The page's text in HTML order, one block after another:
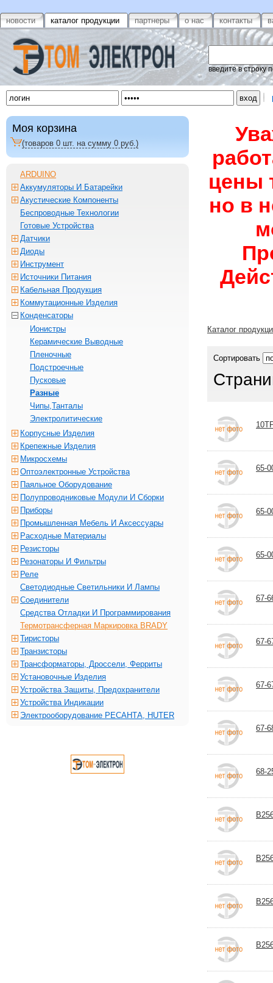
новости каталог продукции партнеры о нас контакты
введите в строку
цены
но в
Каталог
Сортировать
65-
65-
65-
67-
67-
67-
67-
68-
Моя корзина
(товаров 0 шт. на сумму 0 руб.)
ARDUINO
Аккумуляторы И Батарейки
Акустические Компоненты
Беспроводные Технологии
Готовые Устройства
Датчики
Диоды
Инструмент
Источники Питания
Кабельная Продукция
Коммутационные Изделия
Конденсаторы
Ионистры
Керамические Выводные
Пленочные
Подстроечные
Пусковые
Разные
Чипы,танталы
Электролитические
Корпусные Изделия
Крепежные Изделия
Микросхемы
Оптоэлектронные Устройства
Паяльное Оборудование
Полупроводниковые Модули И Сборки
Приборы
Промышленная Мебель И Аксессуары
Расходные Материалы
Резисторы
Резонаторы И Фильтры
Реле
Светодиодные Светильники И Лампы
Соединители
Средства Отладки И Программирования
Термотрансферная Маркировка BRADY
Тиристоры
Транзисторы
Трансформаторы, Дроссели, Ферриты
Установочные Изделия
Устройства Защиты, Предохранители
Устройства Индикации
Электрооборудование РЕСАНТА, HUTER